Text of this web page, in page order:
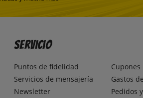
Servicio
Puntos de fidelidad
Servicios de mensajería
Newsletter
Cupones
Gastos
Pedidos